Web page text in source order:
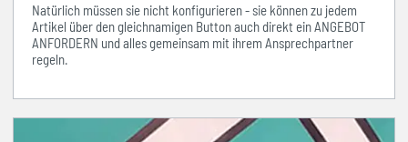
Natürlich müssen sie nicht konfigurieren - sie können zu jedem
Artikel über den gleichnamigen Button auch direkt ein ANGEBOT
ANFORDERN und alles gemeinsam mit ihrem Ansprechpartner
regeln.